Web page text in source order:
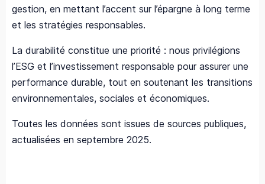
gestion, en mettant l’accent sur l’épargne à long terme
et les stratégies responsables.
La durabilité constitue une priorité : nous privilégions
l’ESG et l’investissement responsable pour assurer une
performance durable, tout en soutenant les transitions
environnementales, sociales et économiques.
Toutes les données sont issues de sources publiques,
actualisées en septembre 2025.